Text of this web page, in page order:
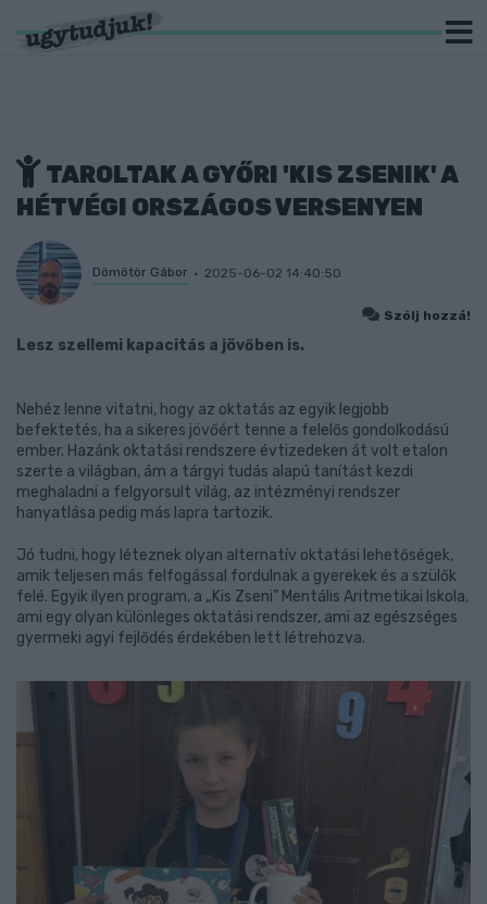
TAROLTAK A GYŐRI 'KIS ZSENIK' A
HÉTVÉGI ORSZÁGOS VERSENYEN
Dömötör Gábor 2025-06-02 14:40:50
Szólj hozzá!
Lesz szellemi kapacitás a jövőben is.
Nehéz lenne vitatni, hogy az oktatás az egyik legjobb
befektetés, ha a sikeres jövőért tenne a felelős gondolkodású
ember. Hazánk oktatási rendszere évtizedeken át volt etalon
szerte a világban, ám a tárgyi tudás alapú tanítást kezdi
meghaladni a felgyorsult világ, az intézményi rendszer
hanyatlása pedig más lapra tartozik.
Jó tudni, hogy léteznek olyan alternatív oktatási lehetőségek,
amik teljesen más felfogással fordulnak a gyerekek és a szülők
felé. Egyik ilyen program, a „Kis Zseni” Mentális Aritmetikai Iskola,
ami egy olyan különleges oktatási rendszer, ami az egészséges
gyermeki agyi fejlődés érdekében lett létrehozva.